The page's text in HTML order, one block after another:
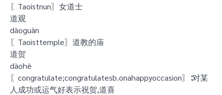
〖Taoistnun〗女道士
道观
dàoguàn
〖Taoisttemple〗道教的庙
道贺
dàohè
〖congratulate;congratulatesb.onahappyoccasion〗∶对某
人成功或运气好表示祝贺,道喜